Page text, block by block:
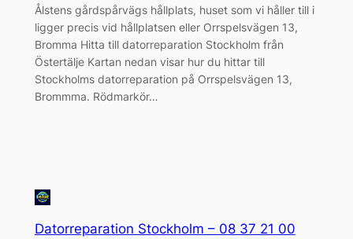
Ålstens gårdspårvägs hållplats, huset som vi håller till i
ligger precis vid hållplatsen eller Orrspelsvägen 13,
Bromma Hitta till datorreparation Stockholm från
Östertälje Kartan nedan visar hur du hittar till
Stockholms datorreparation på Orrspelsvägen 13,
Brommma. Rödmarkör…
Datorreparation Stockholm – 08 37 21 00